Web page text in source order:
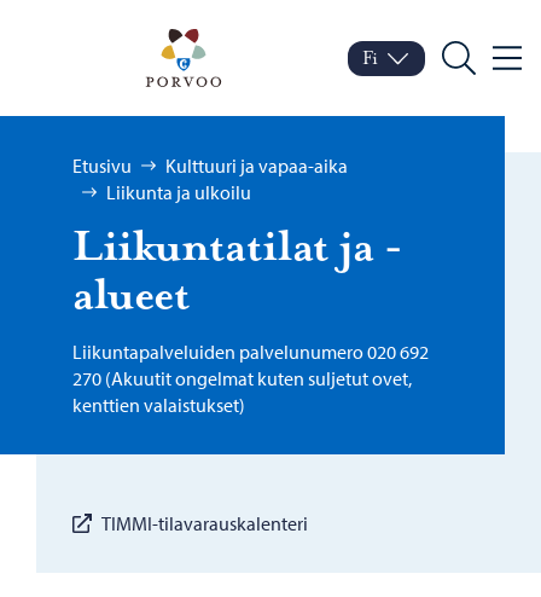
Porvoo – Siirry
Vaihda kieltä
Nykyinen kieli: Suomi
Fi
Hae
Selaa:
Etusivu
Kulttuuri ja vapaa-aika
Liikunta ja ulkoilu
Lii­kun­ta­ti­lat ja -​
alueet
Liikuntapalveluiden palvelunumero 020 692
270 (Akuutit ongelmat kuten suljetut ovet,
kenttien valaistukset)
TIMMI-tilavarauskalenteri